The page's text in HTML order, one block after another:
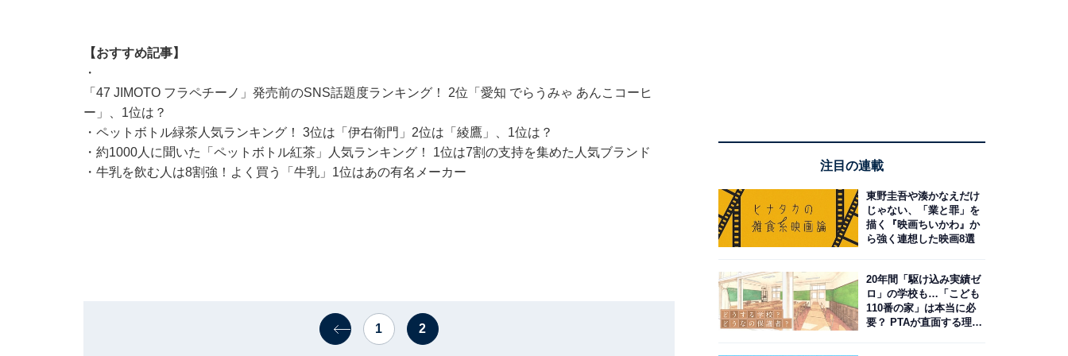
【おすすめ記事】
・
「47 JIMOTO フラペチーノ」発売前のSNS話題度ランキング！ 2位「愛知 でらうみゃ あんこコーヒ
ー」、1位は？
・ ペットボトル緑茶人気ランキング！ 3位は「伊右衛門」2位は「綾鷹」、1位は？
・ 約1000人に聞いた「ペットボトル紅茶」人気ランキング！ 1位は7割の支持を集めた人気ブランド
・ 牛乳を飲む人は8割強！よく買う「牛乳」1位はあの有名メーカー
1 2
注目の連載
東野圭吾や湊かなえだけ
じゃない、「業と罪」を
描く『映画ちいかわ』か
ら強く連想した映画8選
20年間「駆け込み実績ゼ
ロ」の学校も…「こども
110番の家」は本当に必
要？ PTAが直面する理想